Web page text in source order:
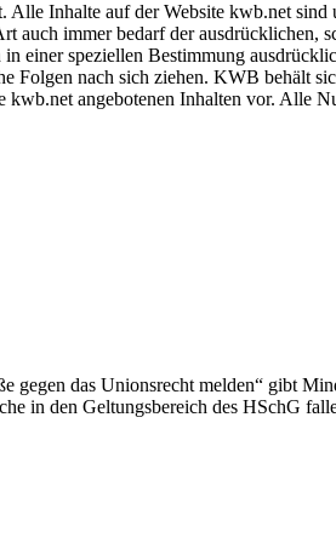
Inhalte auf der Website kwb.net sind
auch immer bedarf der ausdrücklichen,
einer speziellen Bestimmung
Folgen nach sich ziehen. KWB behält
angebotenen Inhalten vor. Alle
das Unionsrecht melden“ gibt
in den Geltungsbereich des HSchG